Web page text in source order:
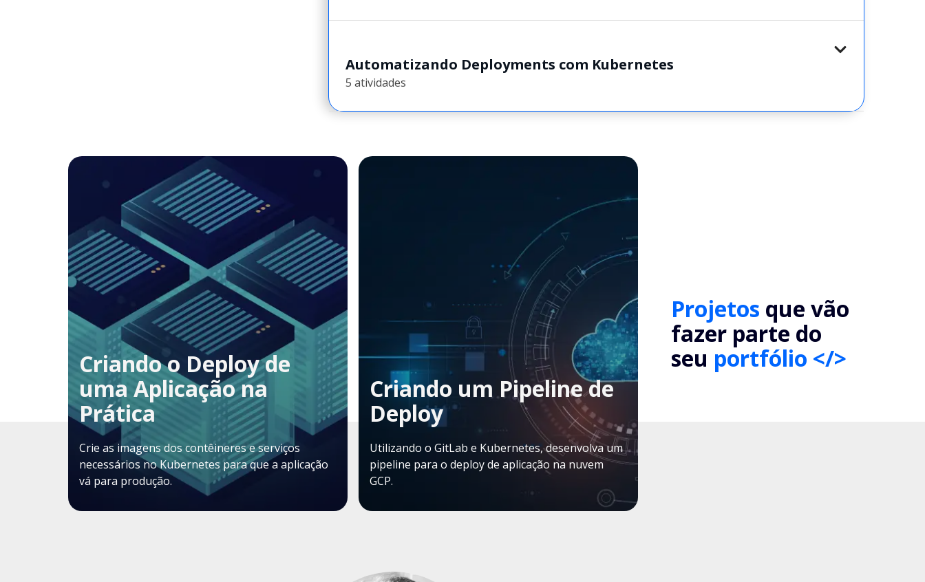
Automatizando Deployments com Kubernetes
5 atividades
Projetos que vão
fazer parte do
seu portfólio </>
Criando o Deploy de
uma Aplicação na
Prática
Crie as imagens dos contêineres e serviços
necessários no Kubernetes para que a aplicação
vá para produção.
Criando um Pipeline de
Deploy
Utilizando o GitLab e Kubernetes, desenvolva um
pipeline para o deploy de aplicação na nuvem
GCP.